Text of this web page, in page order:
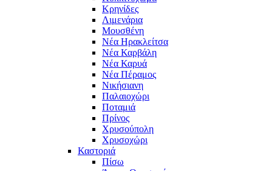
Κρηνίδες
Λιμενάρια
Μουσθένη
Νέα Ηρακλείτσα
Νέα Καρβάλη
Νέα Καρυά
Νέα Πέραμος
Νικήσιανη
Παλαιοχώρι
Ποταμιά
Πρίνος
Χρυσούπολη
Χρυσοχώρι
Καστοριά
Πίσω